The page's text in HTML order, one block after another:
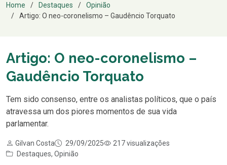
Home Destaques
Opinião
Artigo: O neo-coronelismo – Gaudêncio Torquato
Artigo: O neo-coronelismo –
Gaudêncio Torquato
Tem sido consenso, entre os analistas políticos, que o país
atravessa um dos piores momentos de sua vida
parlamentar.
Gilvan Costa 29/09/2025
217 visualizações
Destaques, Opinião